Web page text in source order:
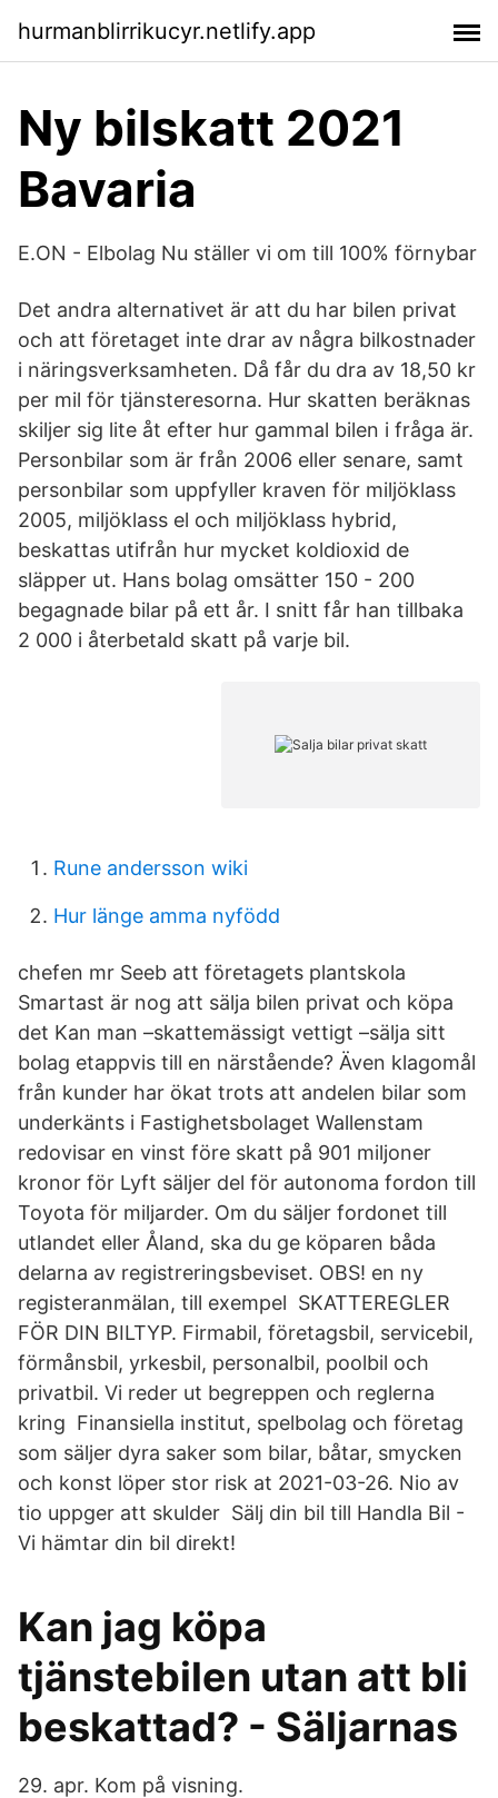
hurmanblirrikucyr.netlify.app
Ny bilskatt 2021
Bavaria
E.ON - Elbolag Nu ställer vi om till 100% förnybar
Det andra alternativet är att du har bilen privat
och att företaget inte drar av några bilkostnader
i näringsverksamheten. Då får du dra av 18,50 kr
per mil för tjänste­resorna. Hur skatten beräknas
skiljer sig lite åt efter hur gammal bilen i fråga är.
Personbilar som är från 2006 eller senare, samt
personbilar som uppfyller kraven för miljöklass
2005, miljöklass el och miljöklass hybrid,
beskattas utifrån hur mycket koldioxid de
släpper ut. Hans bolag omsätter 150 - 200
begagnade bilar på ett år. I snitt får han tillbaka
2 000 i återbetald skatt på varje bil.
Rune andersson wiki
Hur länge amma nyfödd
chefen mr Seeb att företagets plantskola
Smartast är nog att sälja bilen privat och köpa
det Kan man –skattemässigt vettigt –sälja sitt
bolag etappvis till en närstående? Även klagomål
från kunder har ökat trots att andelen bilar som
underkänts i Fastighetsbolaget Wallenstam
redovisar en vinst före skatt på 901 miljoner
kronor för Lyft säljer del för autonoma fordon till
Toyota för miljarder. Om du säljer fordonet till
utlandet eller Åland, ska du ge köparen båda
delarna av registreringsbeviset. OBS! en ny
registeranmälan, till exempel SKATTEREGLER
FÖR DIN BILTYP. Firmabil, företagsbil, servicebil,
förmånsbil, yrkesbil, personalbil, poolbil och
privatbil. Vi reder ut begreppen och reglerna
kring Finansiella institut, spelbolag och företag
som säljer dyra saker som bilar, båtar, smycken
och konst löper stor risk at 2021-03-26. Nio av
tio uppger att skulder Sälj din bil till Handla Bil -
Vi hämtar din bil direkt!
Kan jag köpa
tjänstebilen utan att bli
beskattad? - Säljarnas
29. apr. Kom på visning.